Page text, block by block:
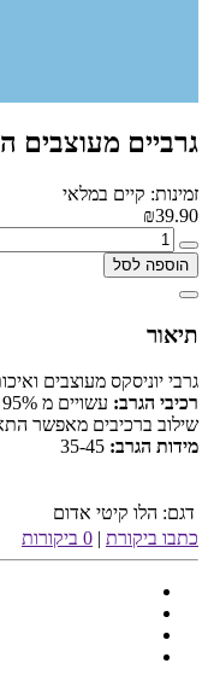
גרביים מעוצבים
זמינות: קיים במלאי
₪39.90
הוספה לסל
תיאור
גרבי יוניסקס מעוצבים
רכיבי הגרב: עשויים מ 95% כותנה 5% לייקרה
שילוב ברכיבים מאפשר
מידות הגרב: 35-45
דגם: הלו קיטי אדום
כתבו ביקורת | 0 ביקורות